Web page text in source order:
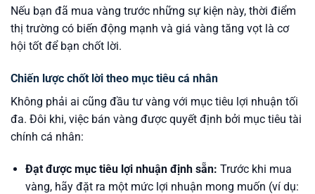
Nếu bạn đã mua vàng trước những sự kiện này, thời điểm
thị trường có biến động mạnh và giá vàng tăng vọt là cơ
hội tốt để bạn chốt lời.
Chiến lược chốt lời theo mục tiêu cá nhân
Không phải ai cũng đầu tư vàng với mục tiêu lợi nhuận tối
đa. Đôi khi, việc bán vàng được quyết định bởi mục tiêu tài
chính cá nhân:
Đạt được mục tiêu lợi nhuận định sẵn: Trước khi mua
vàng, hãy đặt ra một mức lợi nhuận mong muốn (ví dụ: